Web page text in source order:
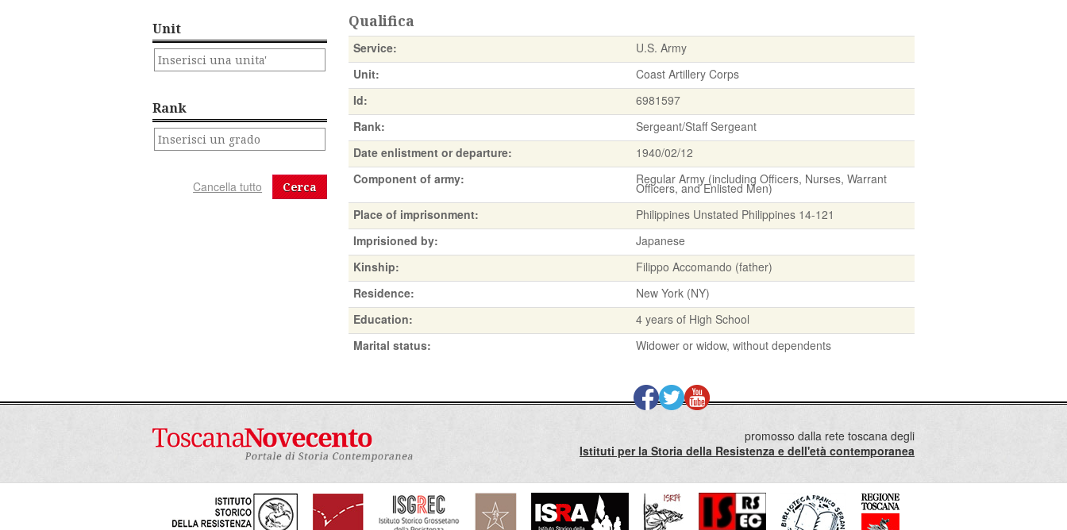
Unit
Rank
Cerca
Qualifica
Service:
U.S. Army
Unit:
Coast Artillery Corps
Id:
6981597
Rank:
Sergeant/Staff Sergeant
Date enlistment or departure:
1940/02/12
Component of army:
Regular Army (including Officers, Nurses, Warrant
Officers, and Enlisted Men)
Place of imprisonment:
Philippines Unstated Philippines 14-121
Imprisioned by:
Japanese
Kinship:
Filippo Accomando (father)
Residence:
New York (NY)
Education:
4 years of High School
Marital status:
Widower or widow, without dependents
promosso dalla rete toscana degli
Istituti per la Storia della Resistenza e dell'età contemporanea